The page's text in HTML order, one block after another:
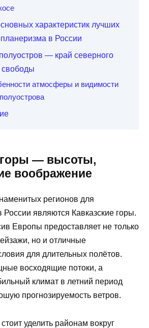
характеристик лучших
в России
— край северного
свободы
атмосферы и видимости
горы — высоты,
воображение
регионов для
являются Кавказские горы.
Европы предоставляет не только
но и отличные
для длительных полётов.
восходящие потоки, а
климат в летний период
прогнозируемость ветров.
уделить районам вокруг